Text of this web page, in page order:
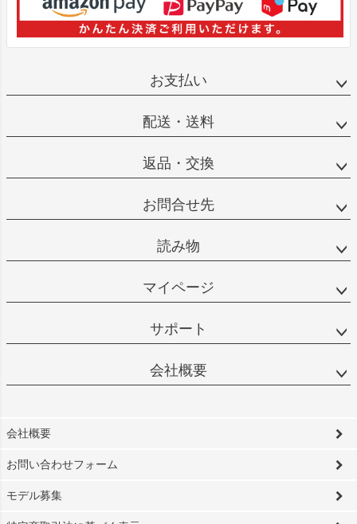
お支払い
配送・送料
返品・交換
お問合せ先
読み物
マイページ
サポート
会社概要
会社概要
お問い合わせフォーム
モデル募集